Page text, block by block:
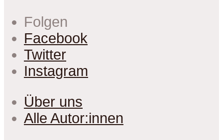
Folgen
Facebook
Twitter
Instagram
Über uns
Alle Autor:innen